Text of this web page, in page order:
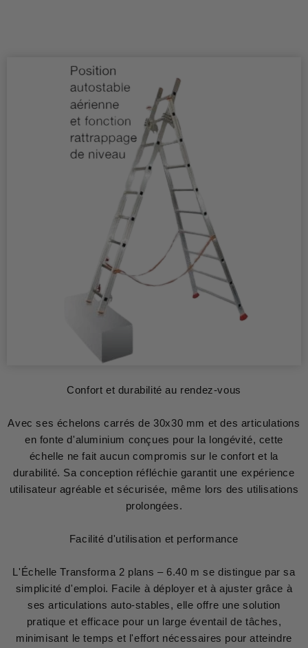
Confort et durabilité au rendez-vous
Avec ses échelons carrés de 30x30 mm et des articulations
en fonte d'aluminium conçues pour la longévité, cette
échelle ne fait aucun compromis sur le confort et la
durabilité. Sa conception réfléchie garantit une expérience
utilisateur agréable et sécurisée, même lors des utilisations
prolongées.
Facilité d'utilisation et performance
L'Échelle Transforma 2 plans – 6.40 m se distingue par sa
simplicité d'emploi. Facile à déployer et à ajuster grâce à
ses articulations auto-stables, elle offre une solution
pratique et efficace pour un large éventail de tâches,
minimisant le temps et l'effort nécessaires pour atteindre